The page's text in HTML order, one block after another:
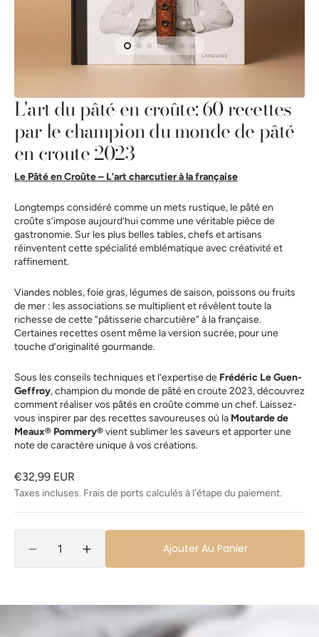
dans
la
vue
de
la
galerie
L'art du pâté en croûte: 60 recettes
par le champion du monde de pâté
en croute 2023
Le Pâté en Croûte – L’art charcutier à la française
Longtemps considéré comme un mets rustique, le pâté en
croûte s’impose aujourd’hui comme une véritable pièce de
gastronomie. Sur les plus belles tables, chefs et artisans
réinventent cette spécialité emblématique avec créativité et
raffinement.
Viandes nobles, foie gras, légumes de saison, poissons ou fruits
de mer : les associations se multiplient et révèlent toute la
richesse de cette “pâtisserie charcutière” à la française.
Certaines recettes osent même la version sucrée, pour une
touche d’originalité gourmande.
Sous les conseils techniques et l’expertise de Frédéric Le Guen-
Geffroy, champion du monde de pâté en croute 2023, découvrez
comment réaliser vos pâtés en croûte comme un chef. Laissez-
vous inspirer par des recettes savoureuses où la Moutarde de
Meaux® Pommery®vient sublimer les saveurs et apporter une
note de caractère unique à vos créations.
Prix
habituel
€32,99 EUR
Taxes incluses. Frais de ports calculés à l'étape du paiement.
Réduire
la
L&#39;art
Augmenter
la
Ajouter Au Panier